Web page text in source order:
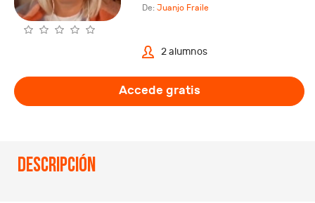
De: Juanjo Fraile
2 alumnos
Accede gratis
Descripción